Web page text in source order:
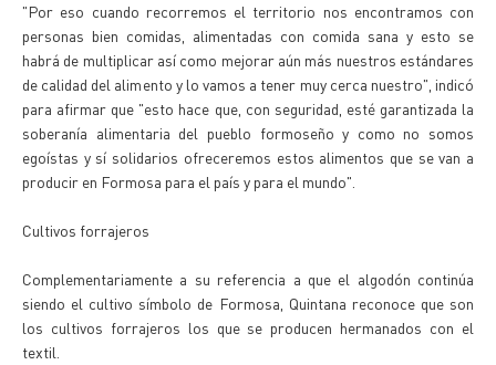
"Por eso cuando recorremos el territorio nos encontramos con
personas bien comidas, alimentadas con comida sana y esto se
habrá de multiplicar así como mejorar aún más nuestros estándares
de calidad del alimento y lo vamos a tener muy cerca nuestro", indicó
para afirmar que "esto hace que, con seguridad, esté garantizada la
soberanía alimentaria del pueblo formoseño y como no somos
egoístas y sí solidarios ofreceremos estos alimentos que se van a
producir en Formosa para el país y para el mundo".
Cultivos forrajeros
Complementariamente a su referencia a que el algodón continúa
siendo el cultivo símbolo de Formosa, Quintana reconoce que son
los cultivos forrajeros los que se producen hermanados con el
textil.